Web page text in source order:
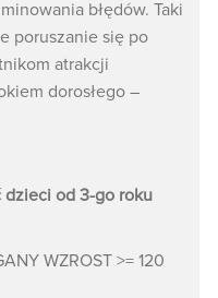
błędów. Taki
poruszanie się po
atrakcji
dorosłego –
dzieci od 3-go roku
WZROST >= 120